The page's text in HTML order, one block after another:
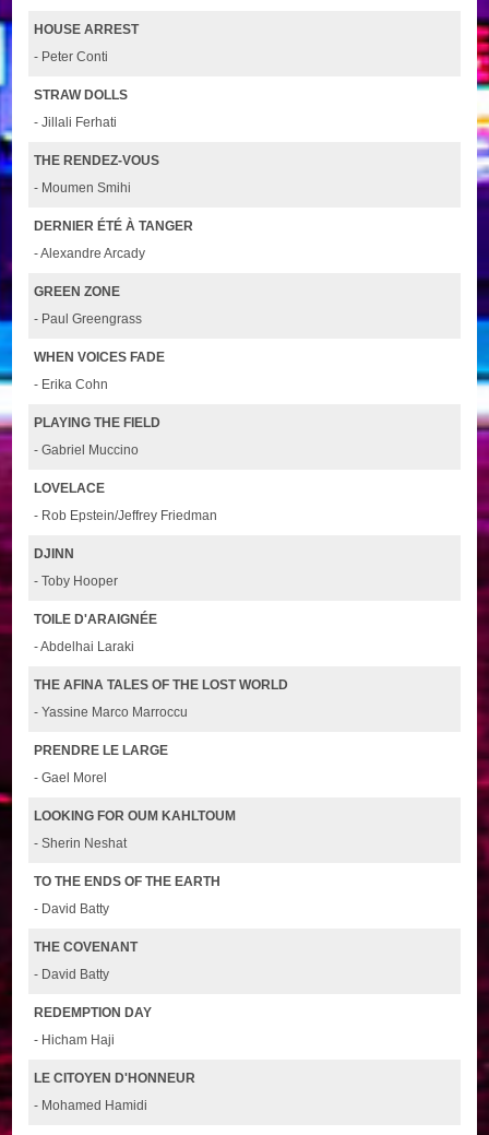
HOUSE ARREST
- Peter Conti
STRAW DOLLS
- Jillali Ferhati
THE RENDEZ-VOUS
- Moumen Smihi
DERNIER ÉTÉ À TANGER
- Alexandre Arcady
GREEN ZONE
- Paul Greengrass
WHEN VOICES FADE
- Erika Cohn
PLAYING THE FIELD
- Gabriel Muccino
LOVELACE
- Rob Epstein/Jeffrey Friedman
DJINN
- Toby Hooper
TOILE D'ARAIGNÉE
- Abdelhai Laraki
THE AFINA TALES OF THE LOST WORLD
- Yassine Marco Marroccu
PRENDRE LE LARGE
- Gael Morel
LOOKING FOR OUM KAHLTOUM
- Sherin Neshat
TO THE ENDS OF THE EARTH
- David Batty
THE COVENANT
- David Batty
REDEMPTION DAY
- Hicham Haji
LE CITOYEN D'HONNEUR
- Mohamed Hamidi